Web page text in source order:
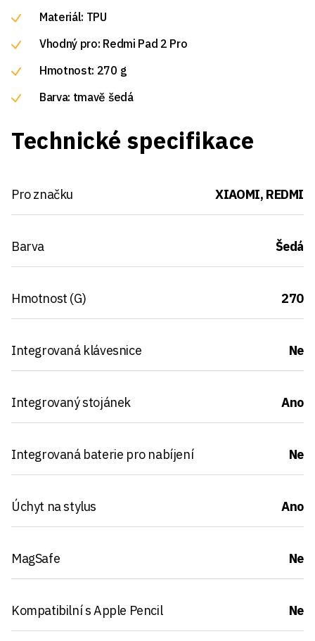
Materiál: TPU
Vhodný pro: Redmi Pad 2 Pro
Hmotnost: 270 g
Barva: tmavě šedá
Technické specifikace
Pro značku XIAOMI, REDMI
Barva Šedá
Hmotnost (G) 270
Integrovaná klávesnice Ne
Integrovaný stojánek Ano
Integrovaná baterie pro nabíjení Ne
Úchyt na stylus Ano
MagSafe Ne
Kompatibilní s Apple Pencil Ne